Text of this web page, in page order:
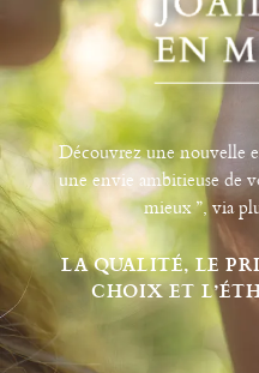
Découvrez une nouvelle
une envie ambitieuse de
mieux ”, via
LA QUALITÉ, LE
CHOIX ET